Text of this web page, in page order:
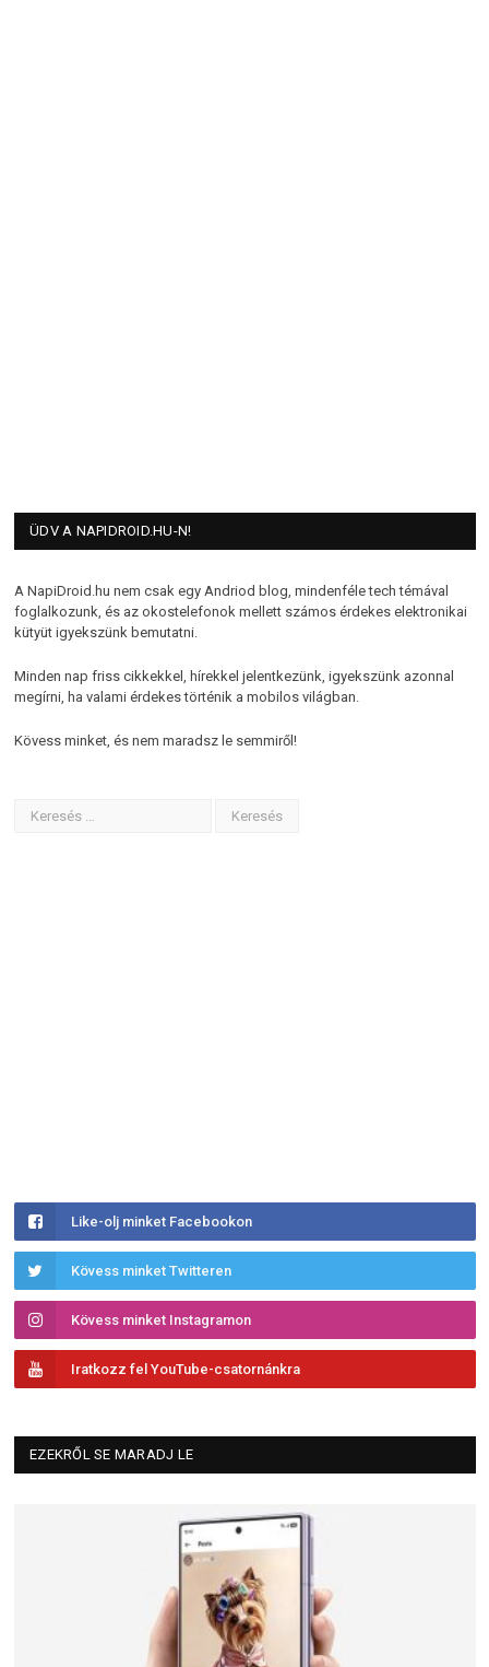
ÜDV A NAPIDROID.HU-N!
A NapiDroid.hu nem csak egy Andriod blog, mindenféle tech témával
foglalkozunk, és az okostelefonok mellett számos érdekes elektronikai
kütyüt igyekszünk bemutatni.
Minden nap friss cikkekkel, hírekkel jelentkezünk, igyekszünk azonnal
megírni, ha valami érdekes történik a mobilos világban.
Kövess minket, és nem maradsz le semmiről!
Like-olj minket Facebookon
Kövess minket Twitteren
Kövess minket Instagramon
Iratkozz fel YouTube-csatornánkra
EZEKRŐL SE MARADJ LE